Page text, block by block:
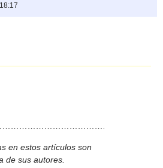
en estos artículos son
de sus autores.